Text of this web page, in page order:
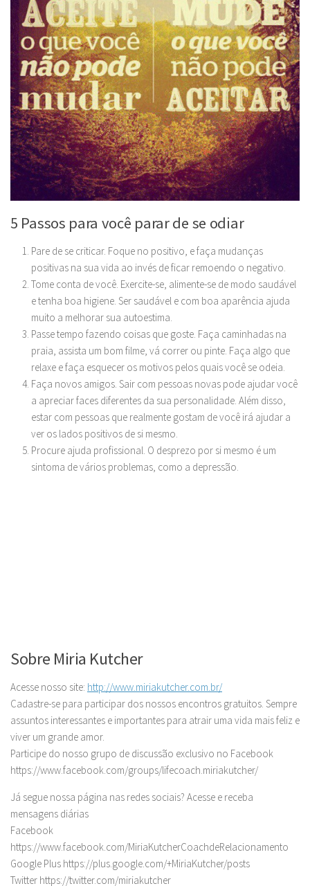
5 Passos para você parar de se odiar
Pare de se criticar. Foque no positivo, e faça mudanças
positivas na sua vida ao invés de ficar remoendo o negativo.
Tome conta de você. Exercite-se, alimente-se de modo saudável
e tenha boa higiene. Ser saudável e com boa aparência ajuda
muito a melhorar sua autoestima.
Passe tempo fazendo coisas que goste. Faça caminhadas na
praia, assista um bom filme, vá correr ou pinte. Faça algo que
relaxe e faça esquecer os motivos pelos quais você se odeia.
Faça novos amigos. Sair com pessoas novas pode ajudar você
a apreciar faces diferentes da sua personalidade. Além disso,
estar com pessoas que realmente gostam de você irá ajudar a
ver os lados positivos de si mesmo.
Procure ajuda profissional. O desprezo por si mesmo é um
sintoma de vários problemas, como a depressão.
Sobre Miria Kutcher
Acesse nosso site: http://www.miriakutcher.com.br/
Cadastre-se para participar dos nossos encontros gratuitos. Sempre
assuntos interessantes e importantes para atrair uma vida mais feliz e
viver um grande amor.
Participe do nosso grupo de discussão exclusivo no Facebook
https://www.facebook.com/groups/lifecoach.miriakutcher/
Já segue nossa página nas redes sociais? Acesse e receba
mensagens diárias
Facebook
https://www.facebook.com/MiriaKutcherCoachdeRelacionamento
Google Plus https://plus.google.com/+MiriaKutcher/posts
Twitter https://twitter.com/miriakutcher